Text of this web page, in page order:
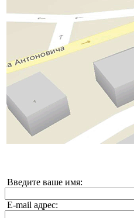
Введите ваше имя:
E-mail адрес: